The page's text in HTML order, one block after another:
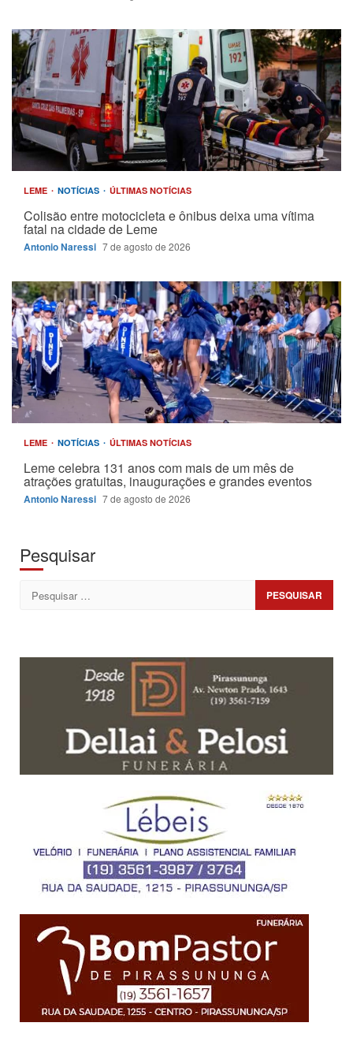
LEME NOTÍCIAS ÚLTIMAS NOTÍCIAS
Colisão entre motocicleta e ônibus deixa uma vítima
fatal na cidade de Leme
Antonio Naressi 7 de agosto de 2026
LEME NOTÍCIAS ÚLTIMAS NOTÍCIAS
Leme celebra 131 anos com mais de um mês de
atrações gratuitas, inaugurações e grandes eventos
Antonio Naressi 7 de agosto de 2026
Pesquisar
Pesquisar